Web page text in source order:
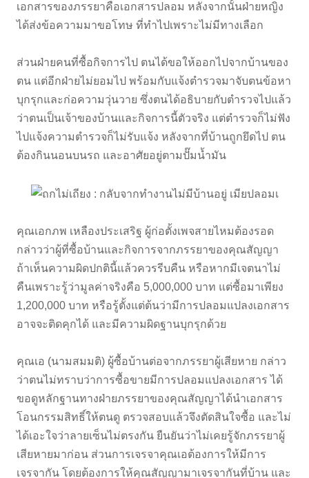
เอกสารของภรรยาคือเอกสารปลอม หลังจากนั้นฝ่ายหญิง
ได้ส่งข้อความมาขอโทษ ที่ทำไปเพราะไม่มีทางเลือก
ส่วนฝ่ายคนที่ซื้อกิจการไป ตนได้ขอให้ออกไปจากบ้านของ
ตน แต่อีกฝ่ายไม่ยอมไป พร้อมกับแจ้งตำรวจมาจับตนข้อหา
บุกรุกและก่อความวุ่นวาย ซึ่งตนได้อธิบายกับตำรวจไปแล้ว
ว่าตนเป็นเจ้าของบ้านและกิจการนี้ตัวจริง แต่ตำรวจก็ไม่ฟัง
ไปแจ้งความตำรวจก็ไม่รับแจ้ง หลังจากที่บ้านถูกยึดไป ตน
ต้องกินนอนบนรถ และอาศัยอยู่ตามปั๊มน้ำมัน
คุณเอกภพ เหลืองประเสริฐ ผู้ก่อตั้งเพจสายไหมต้องรอด
กล่าวว่าผู้ที่ซื้อบ้านและกิจการจากภรรยาของคุณสัญญา
ถ้าเห็นความผิดปกตินี้แล้วควรรีบคืน หรือหากมีเจตนาไม่
คืนเพราะรู้ว่ามูลค่าจริงคือ 5,000,000 บาท แต่ซื้อมาเพียง
1,200,000 บาท หรือรู้ตั้งแต่ต้นว่ามีการปลอมแปลงเอกสาร
อาจจะติดคุกได้ และมีความผิดฐานบุกรุกด้วย
คุณเอ (นามสมมติ) ผู้ซื้อบ้านต่อจากภรรยาผู้เสียหาย กล่าว
ว่าตนไม่ทราบว่าการซื้อขายมีการปลอมแปลงเอกสาร ได้
ขอดูหลักฐานทางฝ่ายภรรยาของคุณสัญญาได้นำเอกสาร
โอนกรรมสิทธิ์ให้ตนดู ตรวจสอบแล้วจึงตัดสินใจซื้อ และไม่
ได้เอะใจว่าลายเซ็นไม่ตรงกัน ยืนยันว่าไม่เคยรู้จักภรรยาผู้
เสียหายมาก่อน ส่วนการเจรจาคุณเอต้องการให้มีการ
เจรจากัน โดยต้องการให้คุณสัญญามาเจรจากันที่บ้าน และ